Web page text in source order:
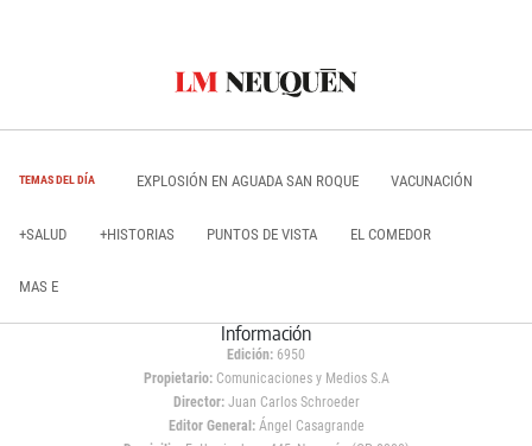
TEMAS DEL DÍA EXPLOSIÓN EN AGUADA SAN ROQUE VACUNACIÓN
+SALUD +HISTORIAS PUNTOS DE VISTA EL COMEDOR
MAS E
Información
Edición: 6950
Propietario:Comunicaciones y Medios S.A
Director: Juan Carlos Schroeder
Editor General:Ángel Casagrande